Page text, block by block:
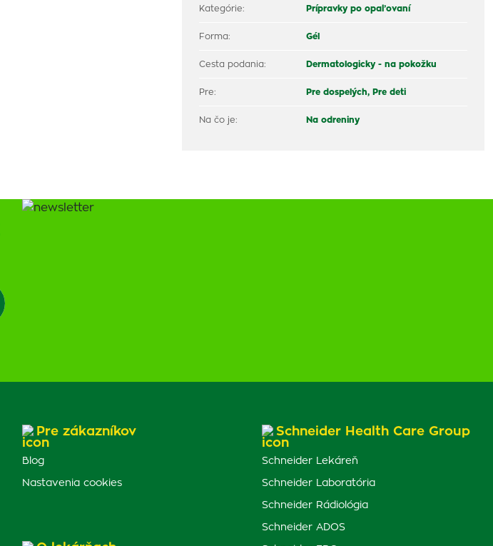
Kategórie: Prípravky po opaľovaní
Forma: Gél
Cesta podania: Dermatologicky - na pokožku
Pre: Pre dospelých, Pre deti
Na čo je: Na odreniny
Pre zákazníkov
Blog
Nastavenia cookies
Schneider Health Care Group
Schneider Lekáreň
Schneider Laboratória
Schneider Rádiológia
Schneider ADOS